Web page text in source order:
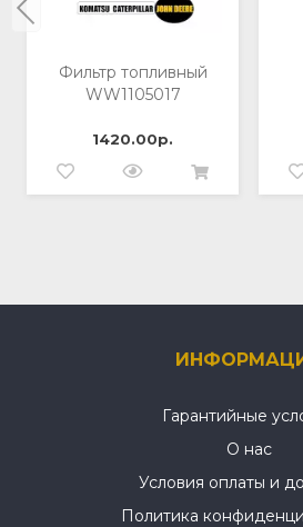
Фильтр топливный
WW1105017
1420.00р.
Гарантийные
О нас
Условия оплаты и
Политика